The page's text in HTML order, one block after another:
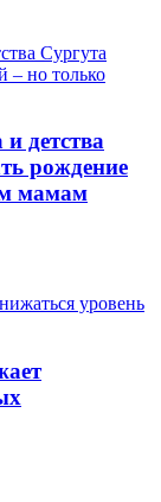
детства
рождение
мамам